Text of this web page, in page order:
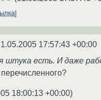
17:57:43 +00:00
штука есть. И даже
18:00:13 +00:00)